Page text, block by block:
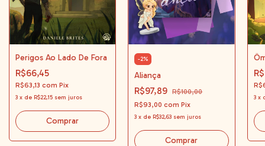
Perigos Ao Lado De Fora
R$66,45
R$63,13 com Pix
3 x de R$22,15 sem juros
Comprar
-2%
Aliança
R$97,89 R$100,00
R$93,00com Pix
3 x de R$32,63 sem juros
Comprar
3 x